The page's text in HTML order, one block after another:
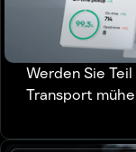
Werden Sie
Transport